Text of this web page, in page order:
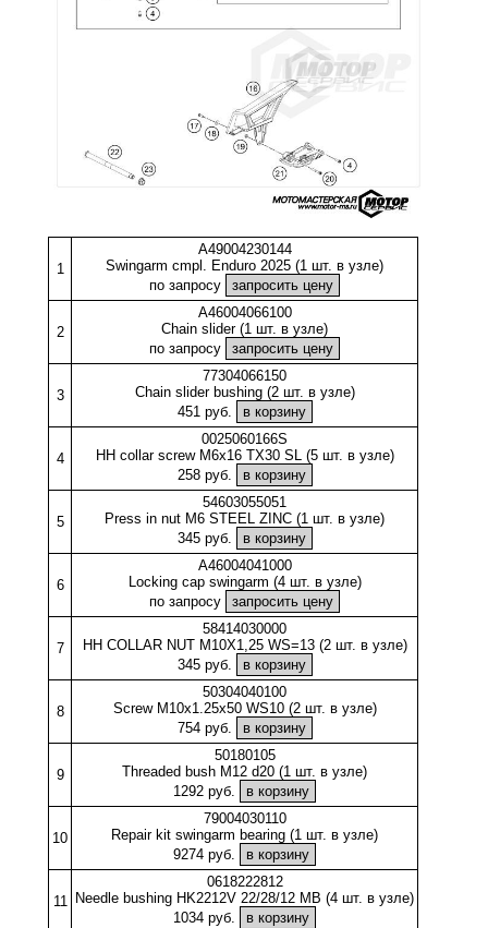
1
A49004230144
Swingarm cmpl. Enduro 2025 (1 шт. в узле)
по запросу
2
A46004066100
Chain slider (1 шт. в узле)
по запросу
3
77304066150
Chain slider bushing (2 шт. в узле)
451 руб.
4
0025060166S
HH collar screw M6x16 TX30 SL (5 шт. в узле)
258 руб.
5
54603055051
Press in nut M6 STEEL ZINC (1 шт. в узле)
345 руб.
6
A46004041000
Locking cap swingarm (4 шт. в узле)
по запросу
7
58414030000
HH COLLAR NUT M10X1,25 WS=13 (2 шт. в узле)
345 руб.
8
50304040100
Screw M10x1.25x50 WS10 (2 шт. в узле)
754 руб.
9
50180105
Threaded bush M12 d20 (1 шт. в узле)
1292 руб.
10
79004030110
Repair kit swingarm bearing (1 шт. в узле)
9274 руб.
11
0618222812
Needle bushing HK2212V 22/28/12 MB (4 шт. в узле)
1034 руб.